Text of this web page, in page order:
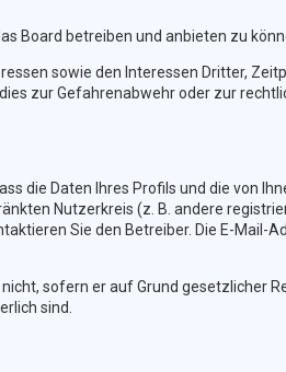
Board betreiben und anbieten zu
sowie den Interessen Dritter,
zur Gefahrenabwehr oder zur
die Daten Ihres Profils und die von
Nutzerkreis (z. B. andere
Sie den Betreiber. Die E-Mail-
sofern er auf Grund gesetzlicher
sind.